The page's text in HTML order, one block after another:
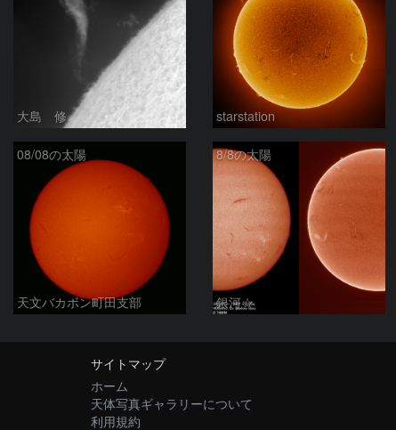
大島 修 starstation
08/08の太陽
天文バカボン町田支部
8/8の太陽
銀河☆
サイトマップ
ホーム
天体写真ギャラリーについて
利用規約